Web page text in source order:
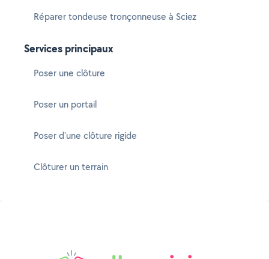
Réparer tondeuse tronçonneuse à Sciez
Services principaux
Poser une clôture
Poser un portail
Poser d'une clôture rigide
Clôturer un terrain